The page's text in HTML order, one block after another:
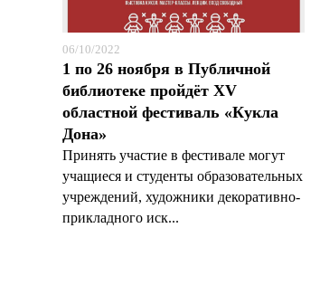
06/10/2022
1 по 26 ноября в Публичной
библиотеке пройдёт XV
областной фестиваль «Кукла
Дона»
Принять участие в фестивале могут
учащиеся и студенты образовательных
учреждений, художники декоративно-
прикладного иск...